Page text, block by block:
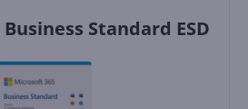
Standard ESD